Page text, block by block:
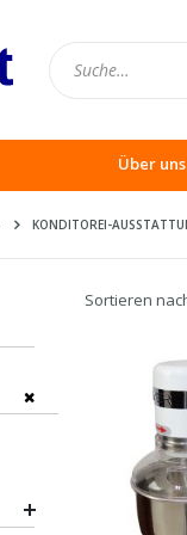
Über uns
KONDITOREI-
Sortieren
Dies entfernen